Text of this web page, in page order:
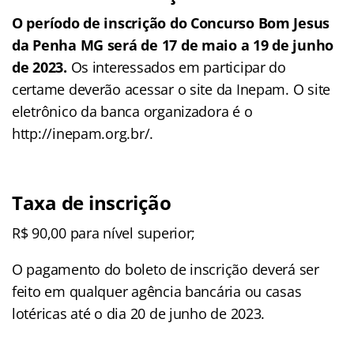
O período de inscrição do Concurso Bom Jesus
da Penha MG será de 17 de maio a 19 de junho
de 2023. Os interessados em participar do
certame deverão acessar o site da Inepam. O site
eletrônico da banca organizadora é o
http://inepam.org.br/.
Taxa de inscrição
R$ 90,00 para nível superior;
O pagamento do boleto de inscrição deverá ser
feito em qualquer agência bancária ou casas
lotéricas até o dia 20 de junho de 2023.